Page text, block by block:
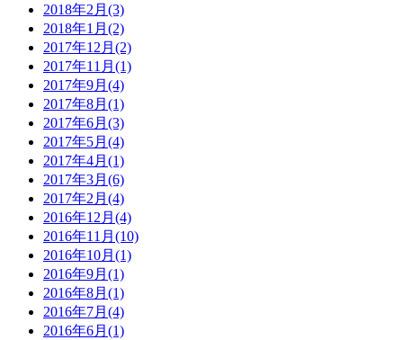
2018年2月(3)
2018年1月(2)
2017年12月(2)
2017年11月(1)
2017年9月(4)
2017年8月(1)
2017年6月(3)
2017年5月(4)
2017年4月(1)
2017年3月(6)
2017年2月(4)
2016年12月(4)
2016年11月(10)
2016年10月(1)
2016年9月(1)
2016年8月(1)
2016年7月(4)
2016年6月(1)